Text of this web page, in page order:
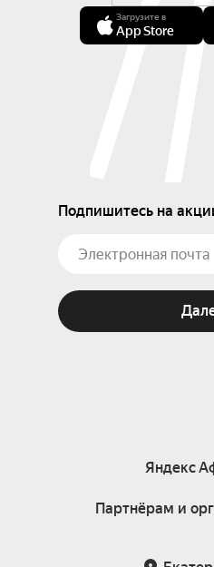
Загрузите в
App Store
Подпишитесь на
Яндекс
Партнёрам и